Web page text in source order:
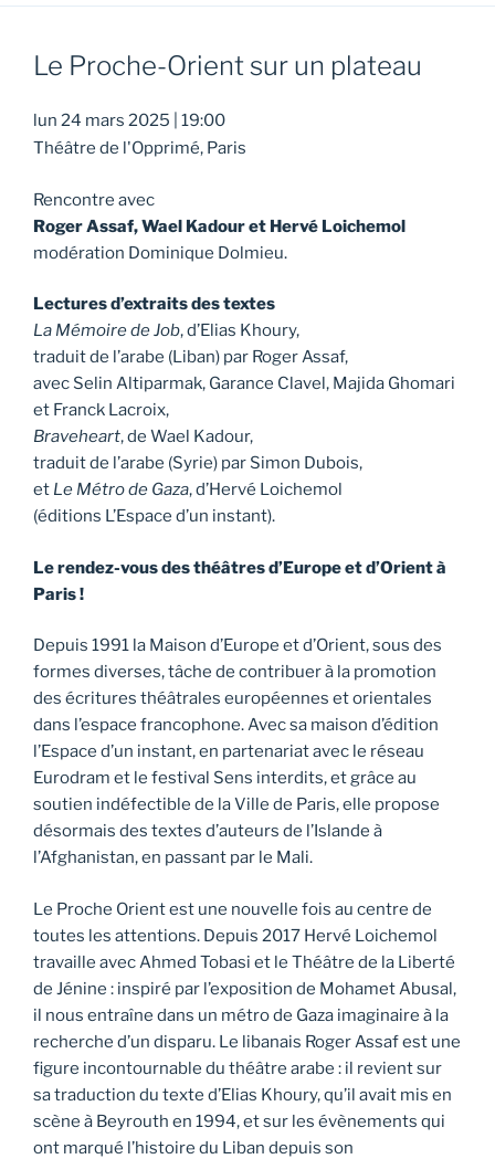
Le Proche-Orient sur un plateau
lun 24 mars 2025
19:00
Théâtre de l'Opprimé, Paris
Rencontre avec
Roger Assaf, Wael Kadour et Hervé Loichemol
modération Dominique Dolmieu.
Lectures d’extraits des textes
La Mémoire de Job, d’Elias Khoury,
traduit de l’arabe (Liban) par Roger Assaf,
avec Selin Altiparmak, Garance Clavel, Majida Ghomari
et Franck Lacroix,
Braveheart, de Wael Kadour,
traduit de l’arabe (Syrie) par Simon Dubois,
et Le Métro de Gaza, d’Hervé Loichemol
(éditions L’Espace d’un instant).
Le rendez-vous des théâtres d’Europe et d’Orient à
Paris !
Depuis 1991 la Maison d’Europe et d’Orient, sous des
formes diverses, tâche de contribuer à la promotion
des écritures théâtrales européennes et orientales
dans l’espace francophone. Avec sa maison d’édition
l’Espace d’un instant, en partenariat avec le réseau
Eurodram et le festival Sens interdits, et grâce au
soutien indéfectible de la Ville de Paris, elle propose
désormais des textes d’auteurs de l’Islande à
l’Afghanistan, en passant par le Mali.
Le Proche Orient est une nouvelle fois au centre de
toutes les attentions. Depuis 2017 Hervé Loichemol
travaille avec Ahmed Tobasi et le Théâtre de la Liberté
de Jénine : inspiré par l’exposition de Mohamet Abusal,
il nous entraîne dans un métro de Gaza imaginaire à la
recherche d’un disparu. Le libanais Roger Assaf est une
figure incontournable du théâtre arabe : il revient sur
sa traduction du texte d’Elias Khoury, qu’il avait mis en
scène à Beyrouth en 1994, et sur les évènements qui
ont marqué l’histoire du Liban depuis son